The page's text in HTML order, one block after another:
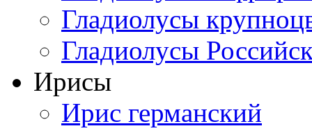
Гладиолусы
Гладиолусы
Ирисы
Ирис германский